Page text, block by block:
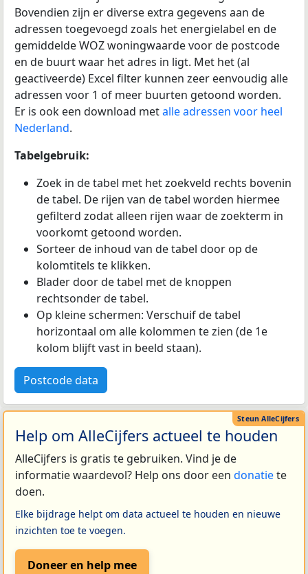
Bovendien zijn er diverse extra gegevens aan de
adressen toegevoegd zoals het energielabel en de
gemiddelde WOZ woningwaarde voor de postcode
en de buurt waar het adres in ligt. Met het (al
geactiveerde) Excel filter kunnen zeer eenvoudig alle
adressen voor 1 of meer buurten getoond worden.
Er is ook een download metalle adressen voor heel
Nederland.
Tabelgebruik:
Zoek in de tabel met het zoekveld rechts bovenin
de tabel. De rijen van de tabel worden hiermee
gefilterd zodat alleen rijen waar de zoekterm in
voorkomt getoond worden.
Sorteer de inhoud van de tabel door op de
kolomtitels te klikken.
Blader door de tabel met de knoppen
rechtsonder de tabel.
Op kleine schermen: Verschuif de tabel
horizontaal om alle kolommen te zien (de 1e
kolom blijft vast in beeld staan).
Postcode data
Help om AlleCijfers actueel te houden
AlleCijfers is gratis te gebruiken. Vind je de
informatie waardevol? Help ons door een donatiete
doen.
Elke bijdrage helpt om data actueel te houden en nieuwe
inzichten toe te voegen.
Doneer en help mee